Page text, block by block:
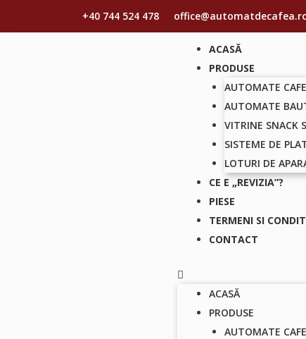
+40 744 524 478
ACASĂ
PRODUSE
AUTOMATE
AUTOMATE
VITRINE SNACK
SISTEME DE
LOTURI DE
CE E „REVIZIA”?
PIESE
TERMENI SI
CONTACT
ACASĂ
PRODUSE
AUTOMATE